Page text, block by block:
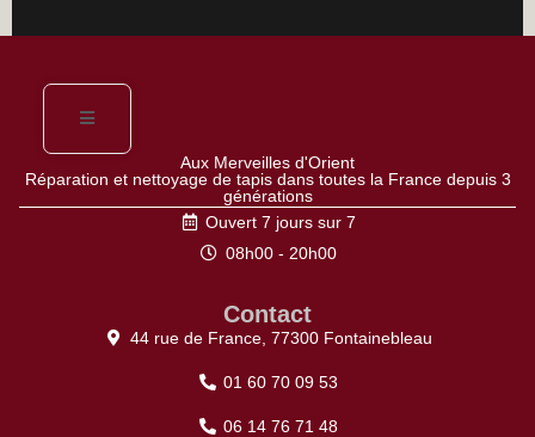
Aux Merveilles d'Orient
Réparation et nettoyage de tapis dans toutes la France depuis 3
générations
Ouvert 7 jours sur 7
08h00 - 20h00
Contact
44 rue de France, 77300 Fontainebleau
01 60 70 09 53
06 14 76 71 48